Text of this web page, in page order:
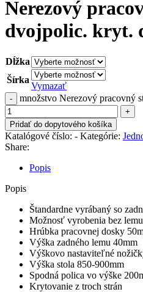
Nerezový
dvojpolic. kryt.
Dĺžka
Šírka
Vymazať
množstvo Nerezový pracovný
Pridať do dopytového košíka
Katalógové číslo: - Kategórie:
Share:
Popis
Popis
Štandardne vyrábaný so
Možnosť vyrobenia bez lemu
Hrúbka pracovnej dosky
Výška zadného lemu 40mm
Výškovo nastaviteľné
Výška stola 850-900mm
Spodná polica vo výške
Krytovanie z troch strán